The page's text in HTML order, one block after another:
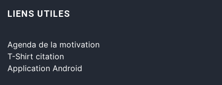
LIENS UTILES
Agenda de la motivation
T-Shirt citation
Application Android